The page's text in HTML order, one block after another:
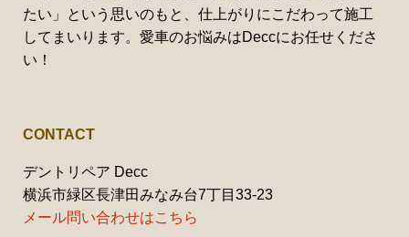
たい」という思いのもと、仕上がりにこだわって施工
してまいります。愛車のお悩みはDeccにお任せくださ
い！
CONTACT
デントリペア Decc
横浜市緑区長津田みなみ台7丁目33-23
メール問い合わせはこちら